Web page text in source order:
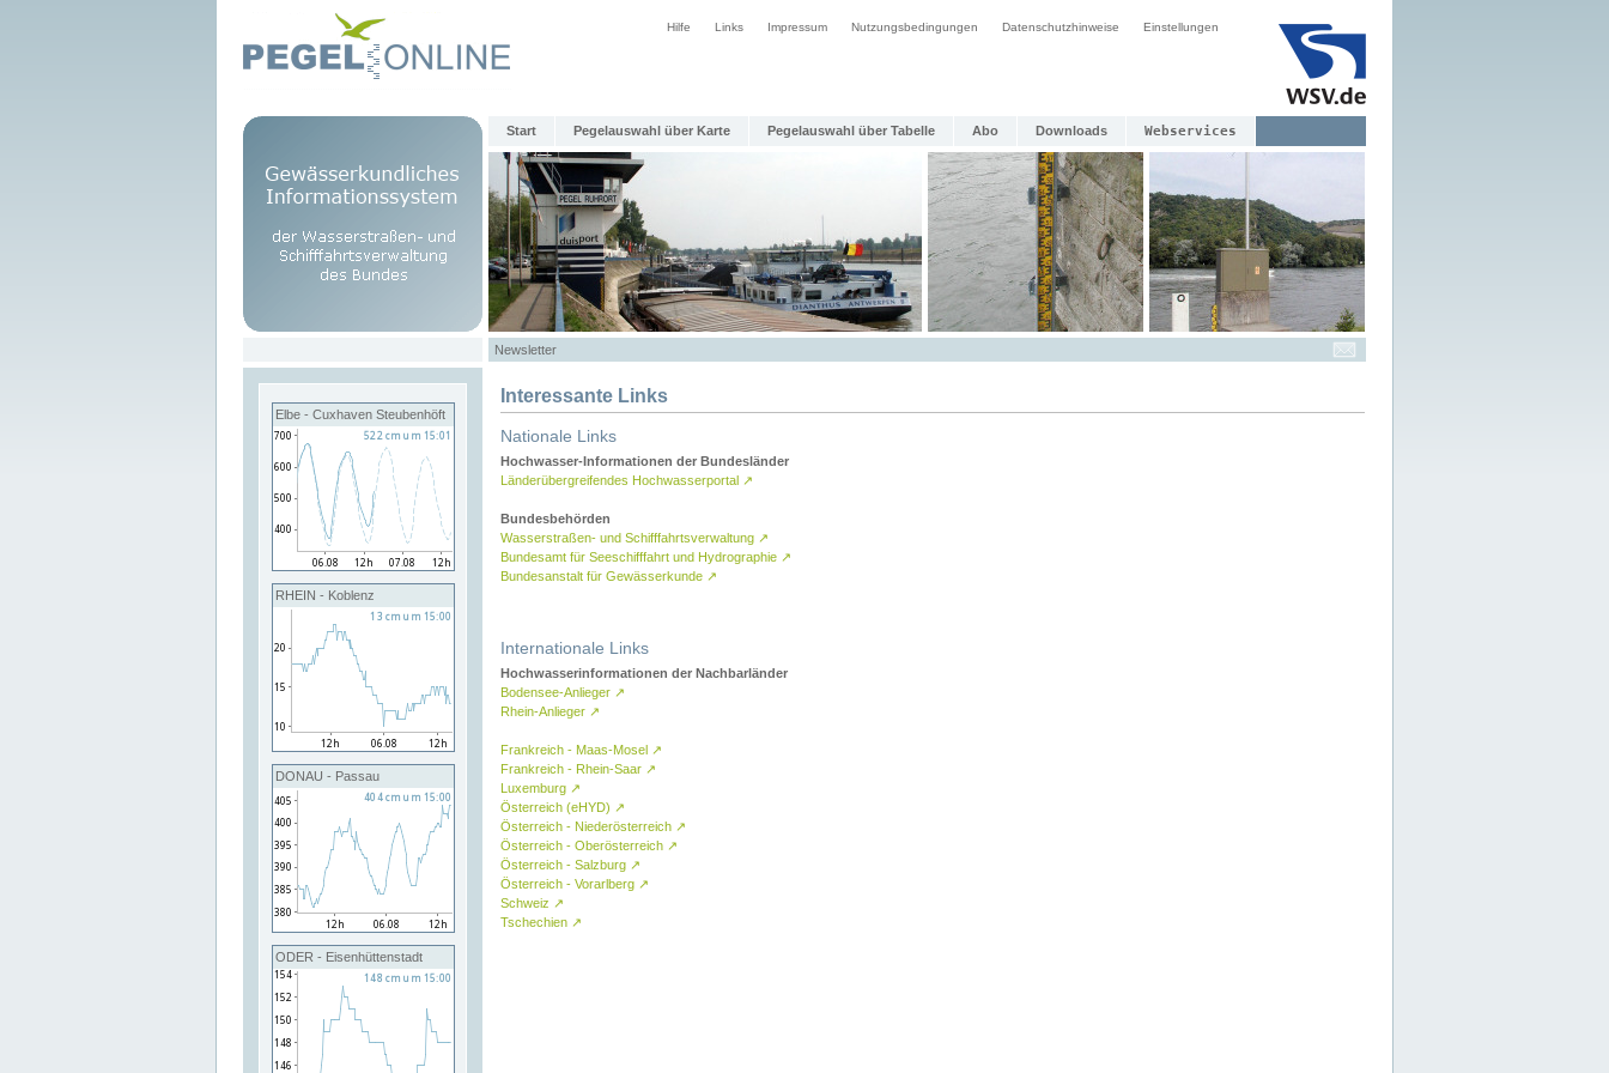
Hilfe Links Impressum Nutzungsbedingungen Datenschutzhinweise Einstellungen
Start Pegelauswahl über Karte Pegelauswahl über Tabelle Abo Downloads Webservices
Newsletter
Elbe - Cuxhaven Steubenhöft
RHEIN - Koblenz
DONAU - Passau
ODER - Eisenhüttenstadt
Interessante Links
Nationale Links
Hochwasser-Informationen der Bundesländer
Länderübergreifendes Hochwasserportal ↗
Bundesbehörden
Wasserstraßen- und Schifffahrtsverwaltung ↗
Bundesamt für Seeschifffahrt und Hydrographie ↗
Bundesanstalt für Gewässerkunde ↗
Internationale Links
Hochwasserinformationen der Nachbarländer
Bodensee-Anlieger ↗
Rhein-Anlieger ↗
Frankreich - Maas-Mosel ↗
Frankreich - Rhein-Saar ↗
Luxemburg ↗
Österreich (eHYD) ↗
Österreich - Niederösterreich ↗
Österreich - Oberösterreich ↗
Österreich - Salzburg ↗
Österreich - Vorarlberg ↗
Schweiz ↗
Tschechien ↗